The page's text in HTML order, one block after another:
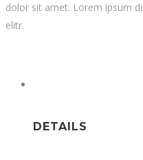
dolor sit amet. Lorem ipsum
elitr.
DETAILS